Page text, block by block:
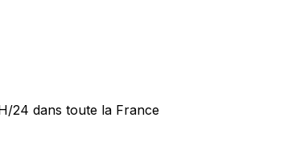
24 dans toute la France